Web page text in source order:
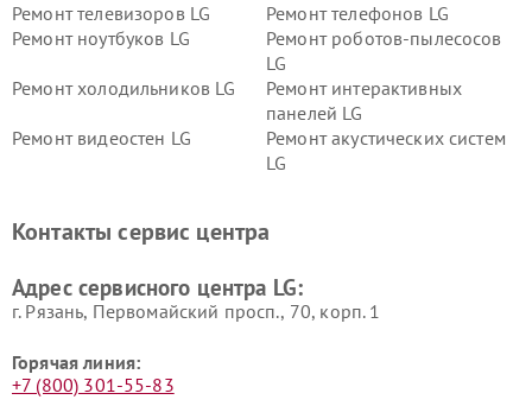
Ремонт телевизоров LG
Ремонт телефонов LG
Ремонт ноутбуков LG
Ремонт роботов-пылесосов
LG
Ремонт холодильников LG
Ремонт интерактивных
панелей LG
Ремонт видеостен LG
Ремонт акустических систем
LG
Ремонт морозильных камер
Ремонт вертикальных
Контакты сервис центра
Адрес сервисного центра LG:
г. Рязань, Первомайский просп., 70, корп. 1
Горячая линия:
+7 (800) 301-55-83